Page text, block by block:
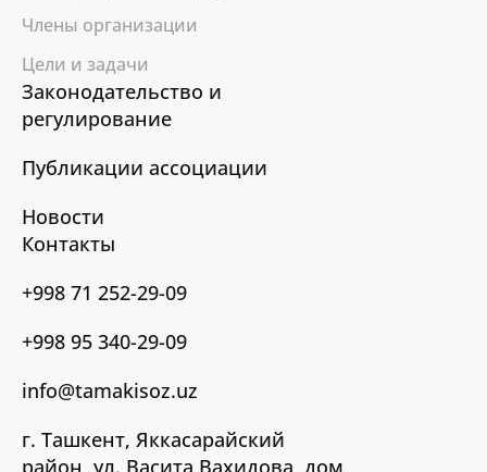
Члены организации
Цели и задачи
Законодательство и
регулирование
Публикации ассоциации
Новости
Контакты
+998 71 252-29-09
+998 95 340-29-09
info@tamakisoz.uz
г. Ташкент, Яккасарайский